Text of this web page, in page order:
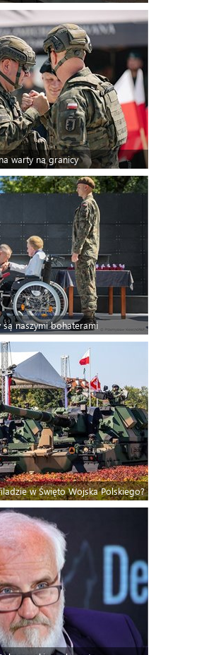
warty na granicy
są naszymi bohaterami
w Święto Wojska Polskiego?